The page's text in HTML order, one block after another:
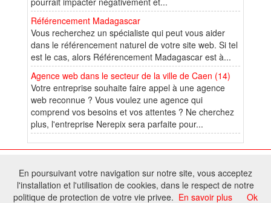
Référencement Madagascar
Vous recherchez un spécialiste qui peut vous aider
dans le référencement naturel de votre site web. Si tel
est le cas, alors Référencement Madagascar est à...
Agence web dans le secteur de la ville de Caen (14)
Votre entreprise souhaite faire appel à une agence
web reconnue ? Vous voulez une agence qui
comprend vos besoins et vos attentes ? Ne cherchez
plus, l'entreprise Nerepix sera parfaite pour...
FontAwesome
Tous droits réservés - Toute reproduction du contenu de ce site, même
partielle, est interdite sans accord du propriétaire.
En poursuivant votre navigation sur notre site, vous acceptez
l'installation et l'utilisation de cookies, dans le respect de notre
politique de protection de votre vie privee. En savoir plus Ok